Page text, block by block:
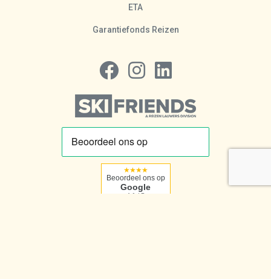
ETA
Garantiefonds Reizen
Volg ons op Facebook
Volg ons op Instagram
Volg ons op LinkedIn
★★★★
Beoordeel ons op
Google
4,1 / 5